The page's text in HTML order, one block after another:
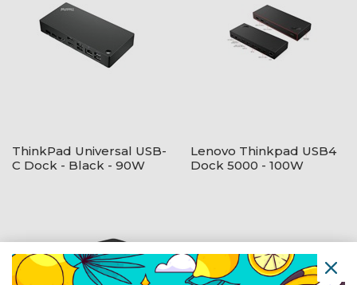
ThinkPad Universal USB-
C Dock - Black - 90W
Lenovo Thinkpad USB4
Dock 5000 - 100W